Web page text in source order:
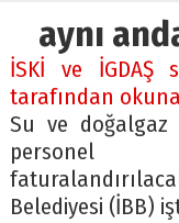
aynı
İSKİ ve İGDAŞ
tarafından
Su ve doğalgaz
personel
Belediyesi (İBB)